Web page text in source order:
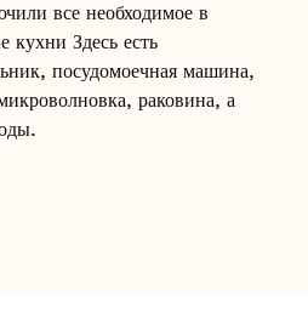
все необходимое в
кухни Здесь есть
посудомоечная машина,
раковина, а